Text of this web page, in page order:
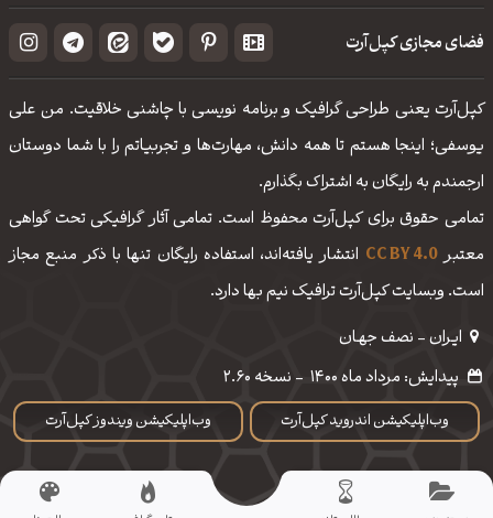
فضای مجازی کپل‌آرت
کپل‌آرت یعنی طراحی گرافیک و برنامه نویسی با چاشنی خلاقیت. من علی
یوسفی؛ اینجا هستم تا همه دانش، مهارت‌‌ها و تجربیاتم را با شما دوستان
ارجمندم به رایگان به اشتراک بگذارم.
تمامی حقوق برای کپل‌آرت محفوظ است. تمامی آثار گرافیکی تحت گواهی
معتبرCC BY 4.0 انتشار یافته‌اند، استفاده رایگان تنها با ذکر منبع مجاز
است. وبسایت کپل‌آرت ترافیک نیم بها دارد.
ایـران - نصف جهـان
وب‌اپلیکیشن اندروید کپل‌آرت وب‌اپلیکیشن ویندوز کپل‌آرت
پیدایش: مرداد ماه 1400 - نسخه 2.60